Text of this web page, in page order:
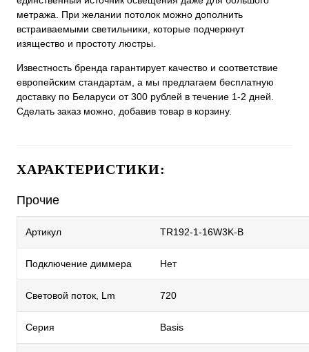
метража. При желании потолок можно дополнить
встраиваемыми светильники, которые подчеркнут
изящество и простоту люстры.
Известность бренда гарантирует качество и соответствие
европейским стандартам, а мы предлагаем бесплатную
доставку по Беларуси от 300 рублей в течение 1-2 дней.
Сделать заказ можно, добавив товар в корзину.
ХАРАКТЕРИСТИКИ:
Прочие
Артикул TR192-1-16W3K-B
Подключение диммера Нет
Световой поток, Lm 720
Серия Basis